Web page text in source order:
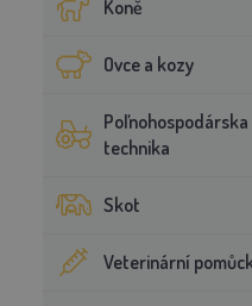
Koně
Ovce a kozy
Poľnohospodárska
technika
Skot
Veterinární